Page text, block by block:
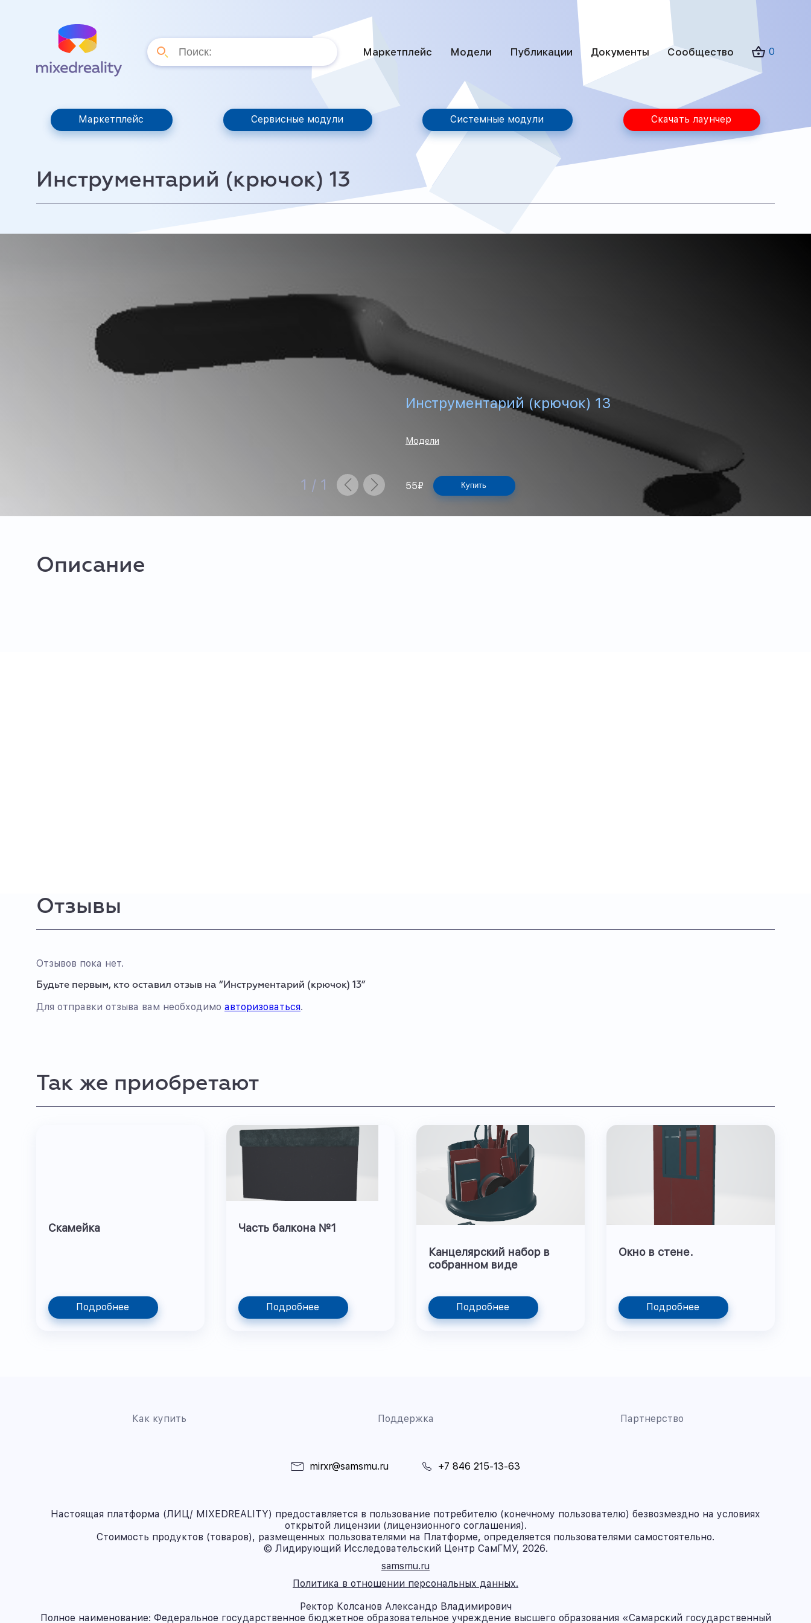
Маркетплейс Модели Публикации Документы Сообщество 0
Маркетплейс Сервисные модули Системные модули Скачать лаунчер
Инструментарий (крючок) 13
1 / 1
Инструментарий (крючок) 13
Модели
55₽ Купить
Описание
Отзывы
Отзывов пока нет.
Будьте первым, кто оставил отзыв на “Инструментарий (крючок) 13”
Для отправки отзыва вам необходимо авторизоваться.
Так же приобретают
Скамейка
Подробнее
Часть балкона №1
Подробнее
Канцелярский набор в
собранном виде
Подробнее
Окно в стене.
Подробнее
Как купить Поддержка Партнерство
mirxr@samsmu.ru +7 846 215-13-63
Настоящая платформа (ЛИЦ/ MIXEDREALITY) предоставляется в пользование потребителю (конечному пользователю) безвозмездно на условиях
открытой лицензии (лицензионного соглашения).
Стоимость продуктов (товаров), размещенных пользователями на Платформе, определяется пользователями самостоятельно.
© Лидирующий Исследовательский Центр СамГМУ, 2026.
samsmu.ru
Политика в отношении персональных данных.
Ректор Колсанов Александр Владимирович
Полное наименование: Федеральное государственное бюджетное образовательное учреждение высшего образования «Самарский государственный